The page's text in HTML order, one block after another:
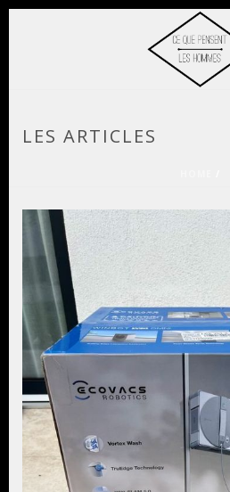
LES ARTICLES